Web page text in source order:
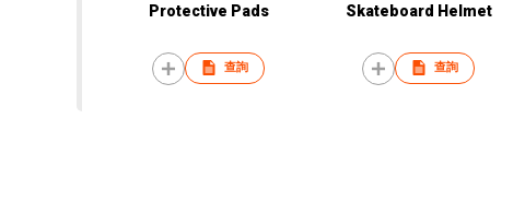
Protective Pads
查詢
Skateboard Helmet
查詢